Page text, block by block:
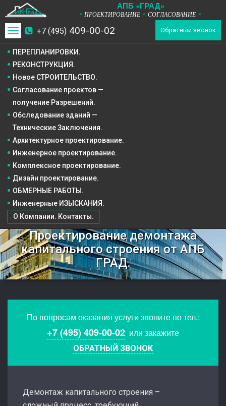
АПБ «ГРАД»
* ПРОЕКТИРОВАНИЕ * СОГЛАСОВАНИЕ *
+7 (495) 409-00-02 Обратный звонок
Toggle
navigation
ПЕРЕПЛАНИРОВКИ.
РЕКОНСТРУКЦИЯ.
Новое СТРОИТЕЛЬСТВО.
ОБМЕРНЫЕ РАБОТЫ.
Инженерные ИЗЫСКАНИЯ.
О Компании. Контакты.
Согласование проектов —
получение Разрешений.
Обследование зданий —
Технические Заключения.
Архитектурное проектирование.
Инженерное проектирование.
Комплексное проектирование.
Дизайн проектирование.
Проектирование демонтажа
капитального строения от АПБ
ГРАД.
По вопросам оказания услуги звоните по тел.:
+7 (495) 409-00-02 или закажите
ОБРАТНЫЙ ЗВОНОК
Демонтаж капитального строения –